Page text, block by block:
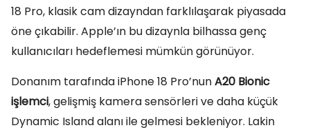
18 Pro, klasik cam dizayndan farklılaşarak piyasada
öne çıkabilir. Apple’ın bu dizaynla bilhassa genç
kullanıcıları hedeflemesi mümkün görünüyor.
Donanım tarafında iPhone 18 Pro’nunA20 Bionic
işlemci, gelişmiş kamera sensörleri ve daha küçük
Dynamic Island alanı ile gelmesi bekleniyor. Lakin